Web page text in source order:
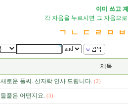
이미 쓰고
각 자음을 누르시면 그 자음으
ㄱ ㄴ ㄷ ㄹ ㅁ ㅂ
제목
새로운 풀씨..산자락 인사 드립니다. (2)
들풀은 어떤지요. (3)